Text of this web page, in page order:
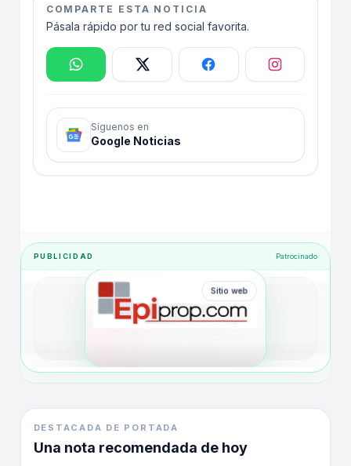
COMPARTE ESTA NOTICIA
Pásala rápido por tu red social favorita.
Síguenos en
Google Noticias
PUBLICIDAD Patrocinado
Sitio web
DESTACADA DE PORTADA
Una nota recomendada de hoy